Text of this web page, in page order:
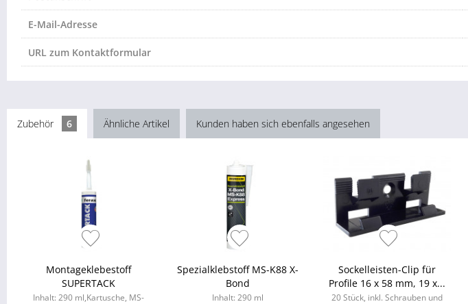
E-Mail-Adresse
URL zum Kontaktformular
Zubehör 6 Ähnliche Artikel Kunden haben sich ebenfalls angesehen
Montageklebestoff
SUPERTACK
Inhalt: 290 ml,Kartusche, MS-
Spezialklebstoff MS-K88 X-
Bond
Inhalt: 290 ml
Sockelleisten-Clip für
Profile 16 x 58 mm, 19 x...
20 Stück, inkl. Schrauben und